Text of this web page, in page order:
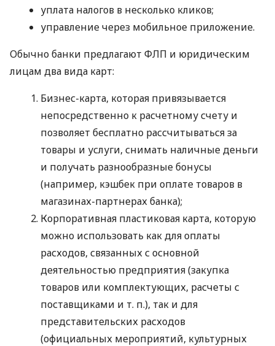
уплата налогов в несколько кликов;
управление через мобильное приложение.
Обычно банки предлагают ФЛП и юридическим
лицам два вида карт:
Бизнес-карта, которая привязывается
непосредственно к расчетному счету и
позволяет бесплатно рассчитываться за
товары и услуги, снимать наличные деньги
и получать разнообразные бонусы
(например, кэшбек при оплате товаров в
магазинах-партнерах банка);
Корпоративная пластиковая карта, которую
можно использовать как для оплаты
расходов, связанных с основной
деятельностью предприятия (закупка
товаров или комплектующих, расчеты с
поставщиками и т. п.), так и для
представительских расходов
(официальных мероприятий, культурных